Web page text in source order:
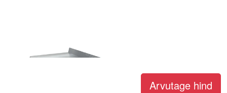
Arvutage hind